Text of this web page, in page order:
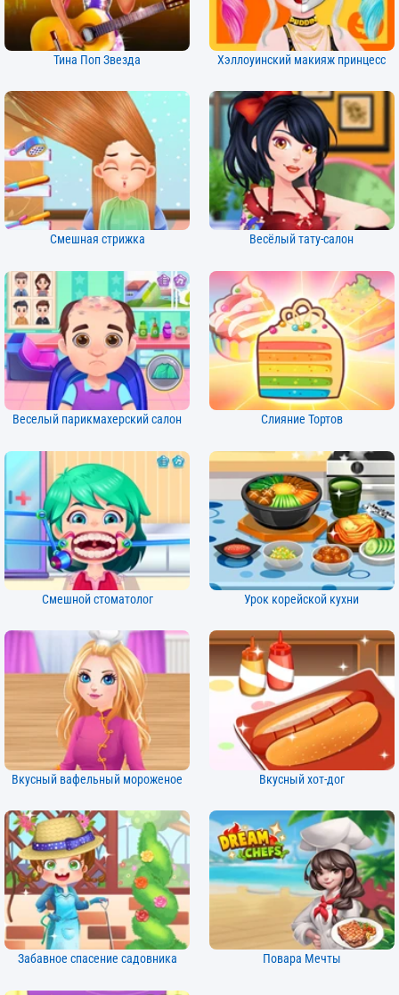
Тина Поп Звезда Хэллоуинский макияж принцесс
Смешная стрижка Весёлый тату-салон
Веселый парикмахерский салон Слияние Тортов
Смешной стоматолог Урок корейской кухни
Вкусный вафельный мороженое Вкусный хот-дог
Забавное спасение садовника Повара Мечты